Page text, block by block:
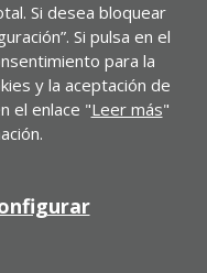
Si desea bloquear
Si pulsa en el
para la
y la aceptación de
el enlace "Leer más"